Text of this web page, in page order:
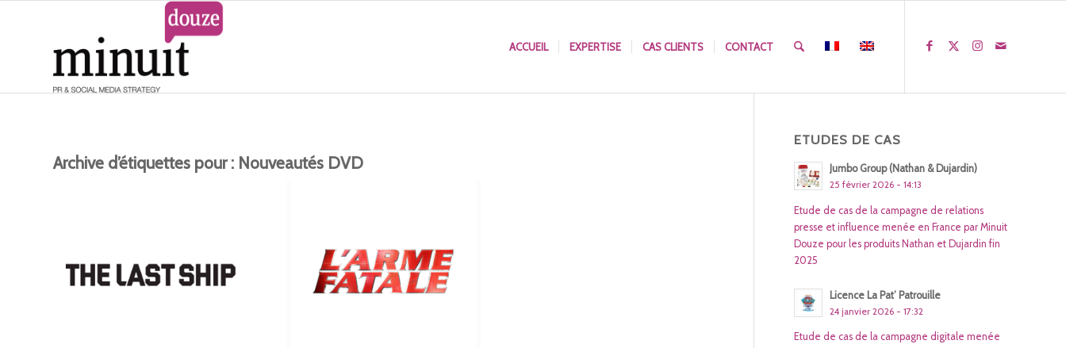
ACCUEIL EXPERTISE CAS CLIENTS CONTACT
Archive d’étiquettes pour : Nouveautés DVD
ETUDES DE CAS
Jumbo Group (Nathan & Dujardin)
25 février 2026 - 14:13
Etude de cas de la campagne de relations
presse et influence menée en France par Minuit
Douze pour les produits Nathan et Dujardin fin
2025
Licence La Pat’ Patrouille
24 janvier 2026 - 17:32
Etude de cas de la campagne digitale menée